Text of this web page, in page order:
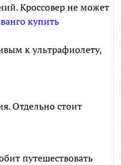
Кроссовер не может
купить
к ультрафиолету,
Отдельно стоит
путешествовать